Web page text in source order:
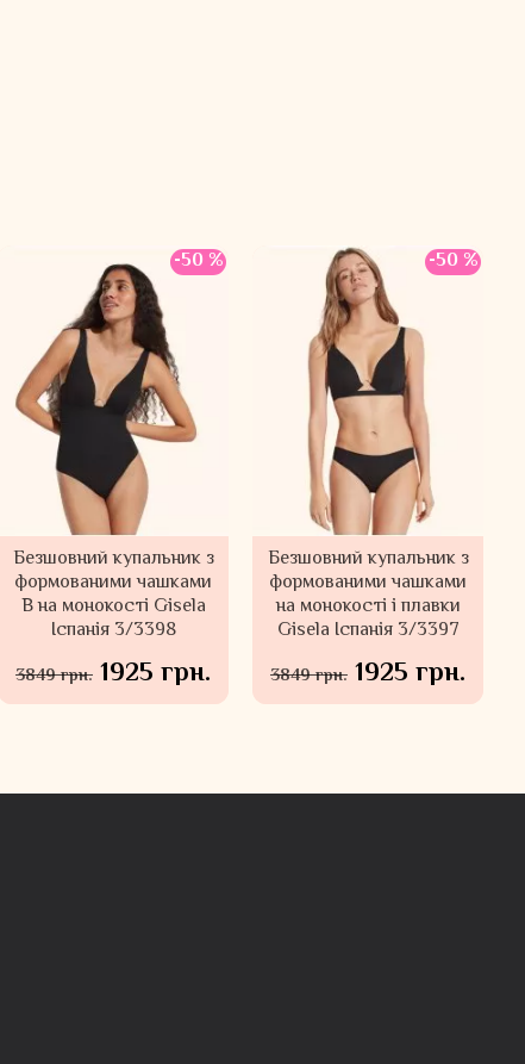
-50 %
Безшовний купальник з
формованими чашками
В на монокості Gisela
Іспанія 3/3398
3849 грн. 1925 грн.
-50 %
Безшовний купальник з
формованими чашками
на монокості і плавки
Gisela Іспанія 3/3397
3849 грн. 1925 грн.